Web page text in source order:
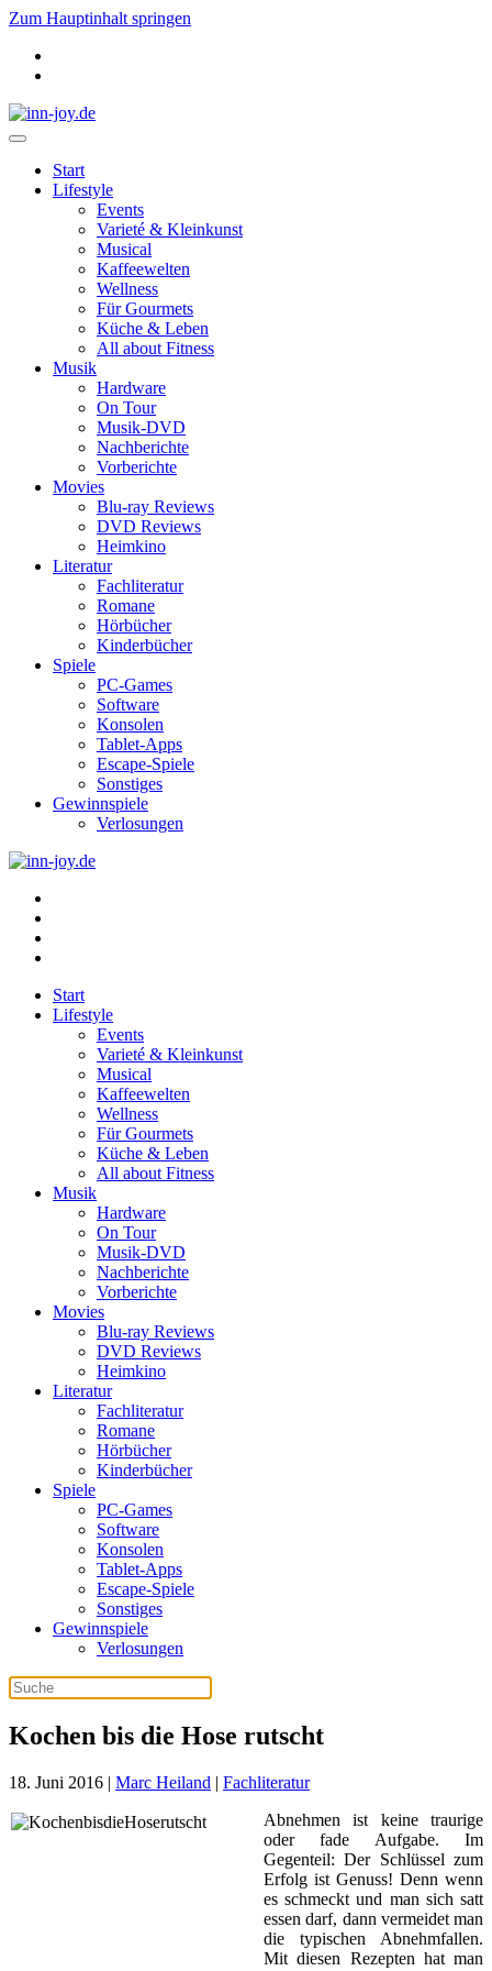
Zum Hauptinhalt springen
Start
Lifestyle
Events
Varieté & Kleinkunst
Musical
Kaffeewelten
Wellness
Für Gourmets
Küche & Leben
All about Fitness
Musik
Hardware
On Tour
Musik-DVD
Nachberichte
Vorberichte
Movies
Blu-ray Reviews
DVD Reviews
Heimkino
Literatur
Fachliteratur
Romane
Hörbücher
Kinderbücher
Spiele
PC-Games
Software
Konsolen
Tablet-Apps
Escape-Spiele
Sonstiges
Gewinnspiele
Verlosungen
Start
Lifestyle
Events
Varieté & Kleinkunst
Musical
Kaffeewelten
Wellness
Für Gourmets
Küche & Leben
All about Fitness
Musik
Hardware
On Tour
Musik-DVD
Nachberichte
Vorberichte
Movies
Blu-ray Reviews
DVD Reviews
Heimkino
Literatur
Fachliteratur
Romane
Hörbücher
Kinderbücher
Spiele
PC-Games
Software
Konsolen
Tablet-Apps
Escape-Spiele
Sonstiges
Gewinnspiele
Verlosungen
Kochen bis die Hose rutscht
18. Juni 2016 | Marc Heiland | Fachliteratur
Abnehmen ist keine traurige
oder fade Aufgabe. Im
Gegenteil: Der Schlüssel zum
Erfolg ist Genuss! Denn wenn
es schmeckt und man sich satt
essen darf, dann vermeidet man
die typischen Abnehmfallen.
Mit diesen Rezepten hat man